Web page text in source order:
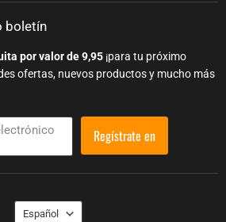
boletín
por valor de 9,95 ¡para tu próximo
ofertas, nuevos productos y mucho más
Regístrate en
Lengua
Español